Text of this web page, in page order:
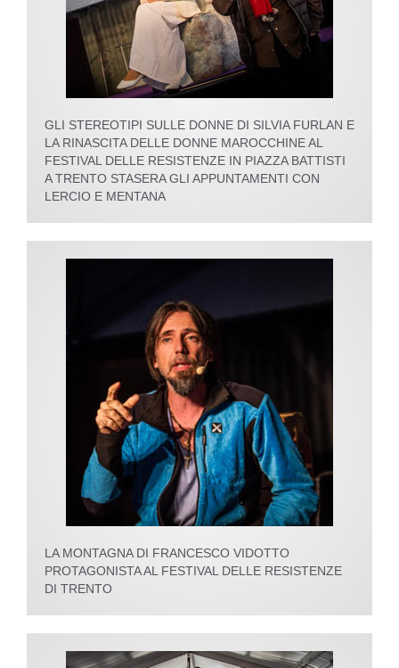
GLI STEREOTIPI SULLE DONNE DI SILVIA FURLAN E
LA RINASCITA DELLE DONNE MAROCCHINE AL
FESTIVAL DELLE RESISTENZE IN PIAZZA BATTISTI
A TRENTO STASERA GLI APPUNTAMENTI CON
LERCIO E MENTANA
LA MONTAGNA DI FRANCESCO VIDOTTO
PROTAGONISTA AL FESTIVAL DELLE RESISTENZE
DI TRENTO